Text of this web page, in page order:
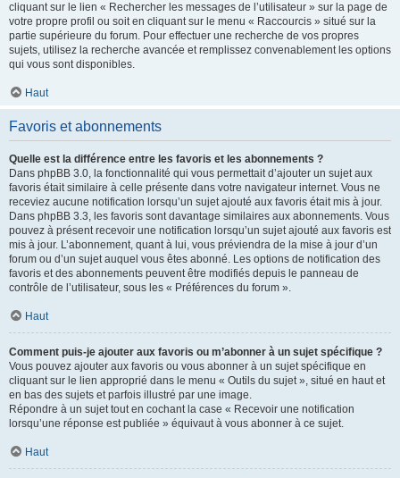
cliquant sur le lien « Rechercher les messages de l’utilisateur » sur la page de
votre propre profil ou soit en cliquant sur le menu « Raccourcis » situé sur la
partie supérieure du forum. Pour effectuer une recherche de vos propres
sujets, utilisez la recherche avancée et remplissez convenablement les options
qui vous sont disponibles.
Haut
Favoris et abonnements
Quelle est la différence entre les favoris et les abonnements ?
Dans phpBB 3.0, la fonctionnalité qui vous permettait d’ajouter un sujet aux
favoris était similaire à celle présente dans votre navigateur internet. Vous ne
receviez aucune notification lorsqu’un sujet ajouté aux favoris était mis à jour.
Dans phpBB 3.3, les favoris sont davantage similaires aux abonnements. Vous
pouvez à présent recevoir une notification lorsqu’un sujet ajouté aux favoris est
mis à jour. L’abonnement, quant à lui, vous préviendra de la mise à jour d’un
forum ou d’un sujet auquel vous êtes abonné. Les options de notification des
favoris et des abonnements peuvent être modifiés depuis le panneau de
contrôle de l’utilisateur, sous les « Préférences du forum ».
Haut
Comment puis-je ajouter aux favoris ou m’abonner à un sujet spécifique ?
Vous pouvez ajouter aux favoris ou vous abonner à un sujet spécifique en
cliquant sur le lien approprié dans le menu « Outils du sujet », situé en haut et
en bas des sujets et parfois illustré par une image.
Répondre à un sujet tout en cochant la case « Recevoir une notification
lorsqu’une réponse est publiée » équivaut à vous abonner à ce sujet.
Haut